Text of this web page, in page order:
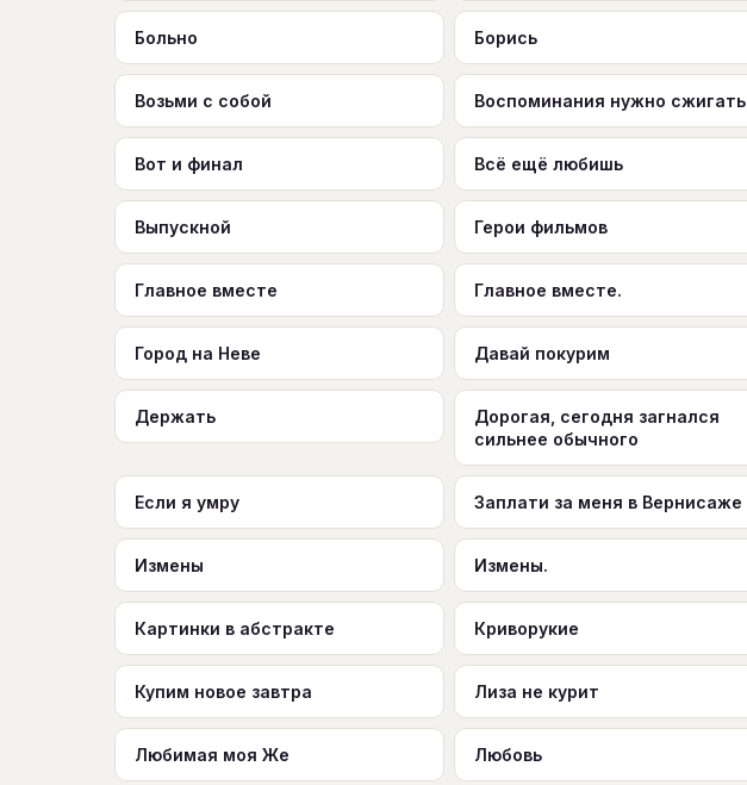
Больно Борись
Возьми с собой Воспоминания нужно сжигать
Вот и финал Всё ещё любишь
Выпускной Герои фильмов
Главное вместе Главное вместе.
Город на Неве Давай покурим
Держать
Дорогая, сегодня загнался
сильнее обычного
Если я умру Заплати за меня в Вернисаже
Измены Измены.
Картинки в абстракте Криворукие
Купим новое завтра Лиза не курит
Любимая моя Же Любовь